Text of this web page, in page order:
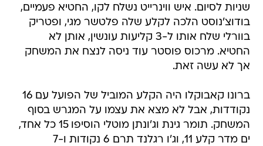
שניות לסיום. איש ווינרייט נשלח לקו, החטיא פעמיים,
בודוצ'נוסט הלכה לקלע שלה פלטשר מגי, ופטריק
בוורלי שלח אותו ל-3 קליעות עונשין, אותן לא
החטיא. מרכוס פוסטר עוד ניסה לנצח את המשחק
אך לא עשה זאת.
ברונו קאבוקלו היה הקלע המוביל של הפועל עם 16
נקודדות, אבל לא מצא את עצמו על המגרש בסוף
המשחק. תומר גינת וג'ונתן מוטלי הוסיפו 15 כל אחד,
ים מדר קלע 11, וג'ו רגלנד תרם 6 נקודות ו-7